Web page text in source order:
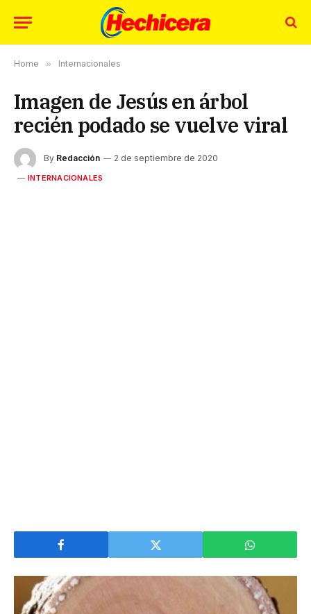
Home » Internacionales
Imagen de Jesús en árbol
recién podado se vuelve viral
By Redacción 2 de septiembre de 2020
INTERNACIONALES